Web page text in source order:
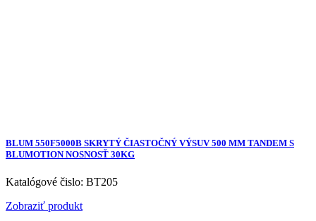
BLUM 550F5000B SKRYTÝ ČIASTOČNÝ VÝSUV 500 MM TANDEM S
BLUMOTION NOSNOSŤ 30KG
Katalógové čislo: BT205
Zobraziť produkt